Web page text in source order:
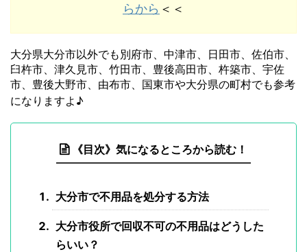
らから ＜＜
大分県大分市以外でも別府市、中津市、日田市、佐伯市、
臼杵市、津久見市、竹田市、豊後高田市、杵築市、宇佐
市、豊後大野市、由布市、国東市や大分県の町村でも参考
になりますよ♪
《目次》気になるところから読む！
大分市で不用品を処分する方法
大分市役所で回収不可の不用品はどうした
らいい？